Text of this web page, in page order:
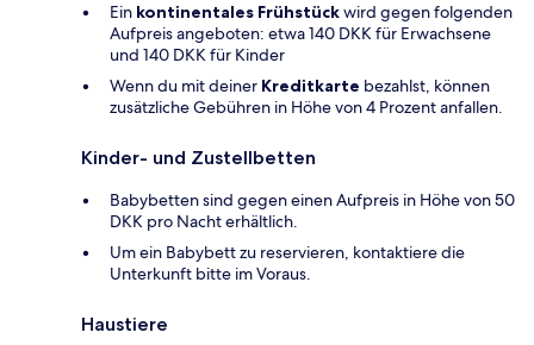
Ein kontinentales Frühstückwird gegen folgenden
Aufpreis angeboten: etwa 140 DKK für Erwachsene
und 140 DKK für Kinder
Wenn du mit deiner Kreditkarte bezahlst, können
zusätzliche Gebühren in Höhe von 4 Prozent anfallen.
Kinder- und Zustellbetten
Babybetten sind gegen einen Aufpreis in Höhe von 50
DKK pro Nacht erhältlich.
Um ein Babybett zu reservieren, kontaktiere die
Unterkunft bitte im Voraus.
Haustiere